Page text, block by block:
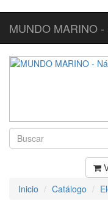
MUNDO MARINO
Inicio
Catálogo